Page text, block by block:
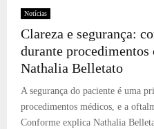
Notícias
Clareza e segurança:
durante
Nathalia Belletato
A segurança do paciente é uma
procedimentos médicos, e a
Conforme explica Nathalia